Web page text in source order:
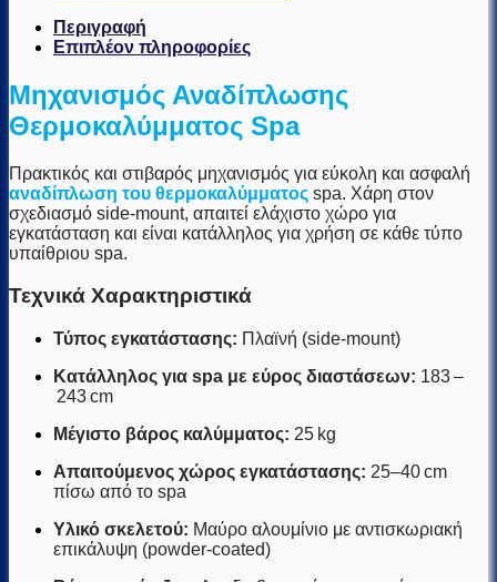
Περιγραφή
Επιπλέον πληροφορίες
Μηχανισμός Αναδίπλωσης
Θερμοκαλύμματος Spa
Πρακτικός και στιβαρός μηχανισμός για εύκολη και ασφαλή
αναδίπλωση του θερμοκαλύμματος spa. Χάρη στον
σχεδιασμό side-mount, απαιτεί ελάχιστο χώρο για
εγκατάσταση και είναι κατάλληλος για χρήση σε κάθε τύπο
υπαίθριου spa.
Τεχνικά Χαρακτηριστικά
Τύπος εγκατάστασης: Πλαϊνή (side-mount)
Κατάλληλος για spa με εύρος διαστάσεων: 183 –
243 cm
Μέγιστο βάρος καλύμματος: 25 kg
Απαιτούμενος χώρος εγκατάστασης: 25–40 cm
πίσω από το spa
Υλικό σκελετού: Μαύρο αλουμίνιο με αντισκωριακή
επικάλυψη (powder-coated)